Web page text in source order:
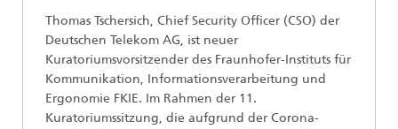
Thomas Tschersich, Chief Security Officer (CSO) der
Deutschen Telekom AG, ist neuer
Kuratoriumsvorsitzender des Fraunhofer-Instituts für
Kommunikation, Informationsverarbeitung und
Ergonomie FKIE. Im Rahmen der 11.
Kuratoriumssitzung, die aufgrund der Corona-